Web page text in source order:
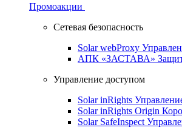
Промоакции
Сетевая безопасность
Solar webProxy
АПК «ЗАСТАВА»
Управление доступом
Solar inRights
Solar inRights Origin
Solar SafeInspect